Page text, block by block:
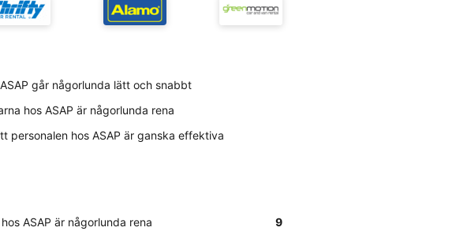
går någorlunda lätt och snabbt
hos ASAP är någorlunda rena
personalen hos ASAP är ganska effektiva
ASAP är någorlunda rena 9